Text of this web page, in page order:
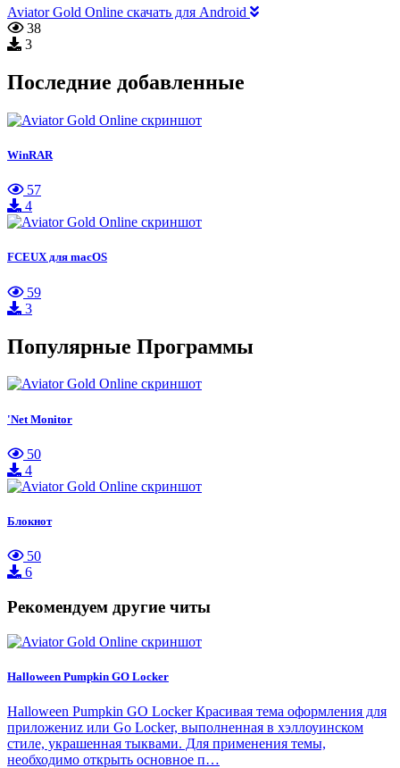
Aviator Gold Online скачать для Android
38
3
Последние добавленные
WinRAR
57
4
FCEUX для macOS
59
3
Популярные Программы
'Net Monitor
50
4
Блокнот
50
6
Рекомендуем другие читы
Halloween Pumpkin GO Locker
Halloween Pumpkin GO Locker Красивая тема оформления для
приложениz или Go Locker, выполненная в хэллоуинском
стиле, украшенная тыквами. Для применения темы,
необходимо открыть основное п…